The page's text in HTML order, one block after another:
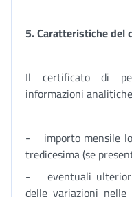
5. Caratteristiche del
Il certificato di
informazioni
- importo mensile
tredicesima (se
- eventuali ulteriori
delle variazioni